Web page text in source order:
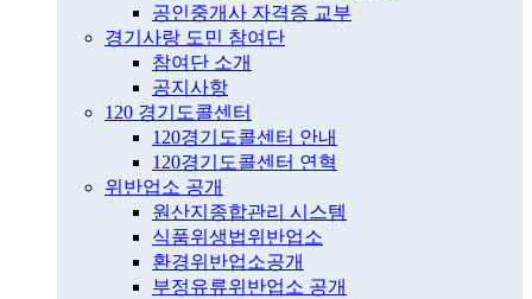
공인중개사 자격증 교부
경기사랑 도민 참여단
참여단 소개
공지사항
120 경기도콜센터
120경기도콜센터 안내
120경기도콜센터 연혁
위반업소 공개
원산지종합관리 시스템
식품위생법위반업소
환경위반업소공개
부정유류위반업소 공개